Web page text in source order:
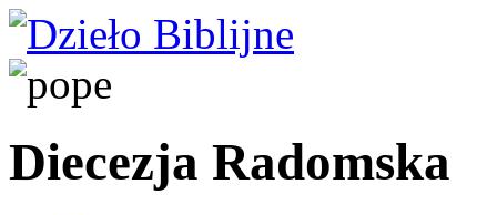
Diecezja Radomska